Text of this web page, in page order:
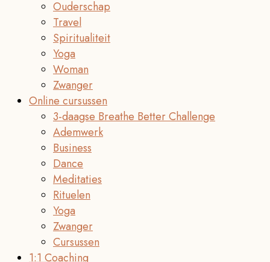
Ouderschap
Travel
Spiritualiteit
Yoga
Woman
Zwanger
Online cursussen
3-daagse Breathe Better Challenge
Ademwerk
Business
Dance
Meditaties
Rituelen
Yoga
Zwanger
Cursussen
1:1 Coaching